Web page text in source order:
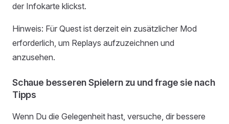
der Infokarte klickst.
Hinweis: Für Quest ist derzeit ein zusätzlicher Mod
erforderlich, um Replays aufzuzeichnen und
anzusehen.
Schaue besseren Spielern zu und frage sie nach
Tipps
Wenn Du die Gelegenheit hast, versuche, dir bessere